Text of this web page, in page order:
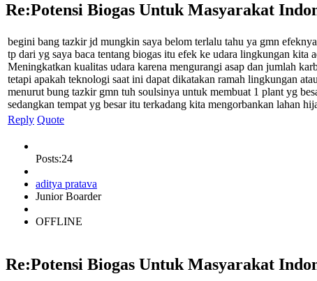
Re:Potensi Biogas Untuk Masyarakat
begini bang tazkir jd mungkin saya belom terlalu tahu ya gmn efeknya
tp dari yg saya baca tentang biogas itu efek ke udara lingkungan kita
Meningkatkan kualitas udara karena mengurangi asap dan jumlah
tetapi apakah teknologi saat ini dapat dikatakan ramah lingkungan
menurut bung tazkir gmn tuh soulsinya untuk membuat 1 plant yg
sedangkan tempat yg besar itu terkadang kita mengorbankan lahan
Reply Quote
Posts:24
aditya pratava
Junior Boarder
OFFLINE
Re:Potensi Biogas Untuk Masyarakat